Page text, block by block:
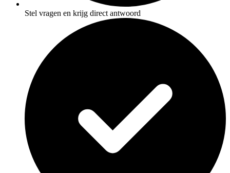
Stel vragen en krijg direct antwoord